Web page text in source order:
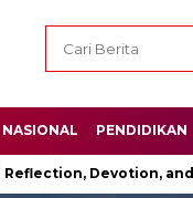
NASIONAL PENDIDIKAN
Devotion, and Charity